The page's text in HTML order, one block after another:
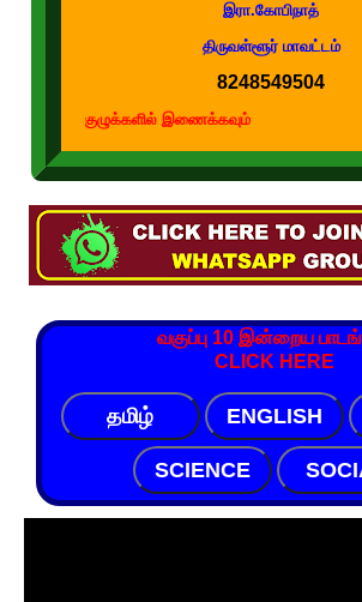
இரா.கோபிநாத்
திருவள்ளூர் மாவட்டம்
8248549504
இணைக்கவும்
வகுப்பு 10 இன்றைய
CLICK HERE
தமிழ் ENGLISH
SCIENCE